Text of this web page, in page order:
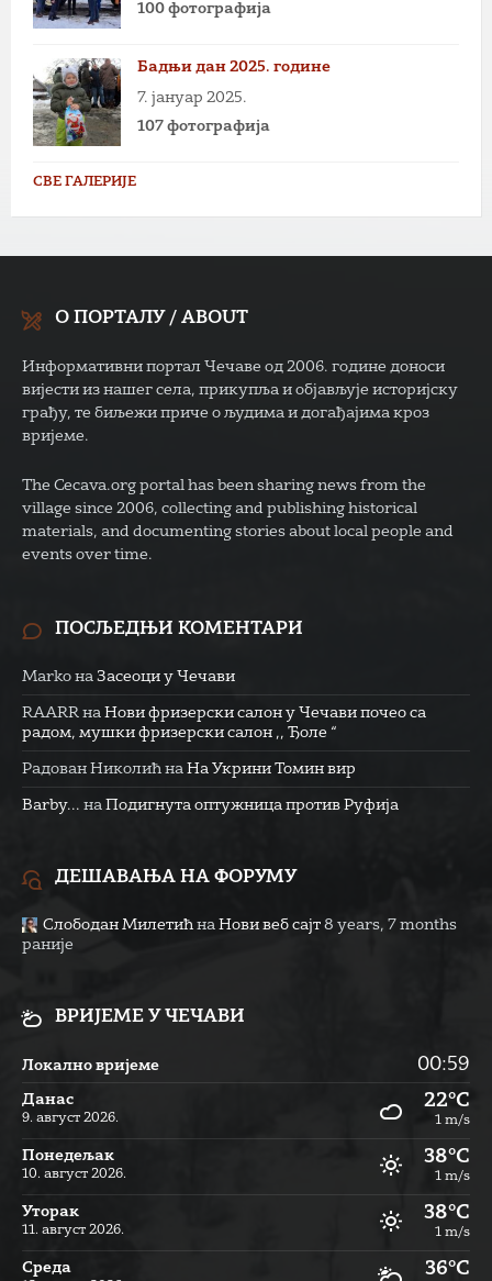
100 фотографија
Бадњи дан 2025. године
7. јануар 2025.
107 фотографија
СВЕ ГАЛЕРИЈЕ
О ПОРТАЛУ / ABOUT
Информативни портал Чечаве од 2006. године доноси
вијести из нашег села, прикупља и објављује историјску
грађу, те биљежи приче о људима и догађајима кроз
вријеме.
The Cecava.org portal has been sharing news from the
village since 2006, collecting and publishing historical
materials, and documenting stories about local people and
events over time.
ПОСЉЕДЊИ КОМЕНТАРИ
Marko на Засеоци у Чечави
RAARR на Нови фризерски салон у Чечави почео са
радом, мушки фризерски салон ,, Ђоле “
Радован Николић на На Укрини Томин вир
Barby... на Подигнута оптужница против Руфија
ДЕШАВАЊА НА ФОРУМУ
Слободан Милетић на Нови веб сајт 8 years, 7 months
раније
ВРИЈЕМЕ У ЧЕЧАВИ
Локално вријеме 00:59
Данас
9. август 2026.
22°C
1 m/s
Понедељак
10. август 2026.
38°C
1 m/s
Уторак
11. август 2026.
38°C
1 m/s
Cреда 36°C